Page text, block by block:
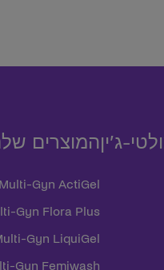
ג’יןהמוצרים
Multi-Gyn ActiGel
Gyn Flora Plus
Gyn LiquiGel
Gyn Femiwash